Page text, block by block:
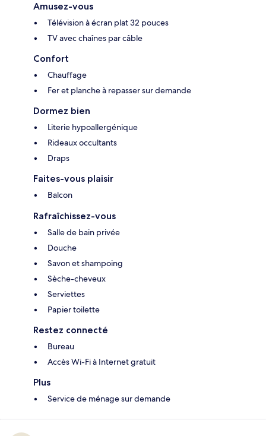
Amusez-vous
Télévision à écran plat 32 pouces
TV avec chaînes par câble
Confort
Chauffage
Fer et planche à repasser sur demande
Dormez bien
Literie hypoallergénique
Rideaux occultants
Draps
Faites-vous plaisir
Balcon
Rafraîchissez-vous
Salle de bain privée
Douche
Savon et shampoing
Sèche-cheveux
Serviettes
Papier toilette
Restez connecté
Bureau
Accès Wi-Fi à Internet gratuit
Plus
Service de ménage sur demande